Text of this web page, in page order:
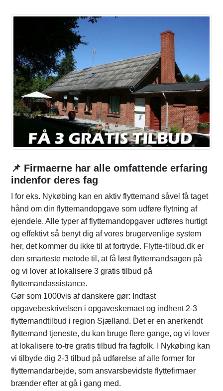
📌 Firmaerne har alle omfattende erfaring
indenfor deres fag
I for eks. Nykøbing kan en aktiv flyttemand såvel få taget
hånd om din flyttemandopgave som udføre flytning af
ejendele. Alle typer af flyttemandopgaver udføres hurtigt
og effektivt så benyt dig af vores brugervenlige system
her, det kommer du ikke til at fortryde. Flytte-tilbud.dk er
den smarteste metode til, at få løst flyttemandsagen på
og vi lover at lokalisere 3 gratis tilbud på
flyttemandassistance.
Gør som 1000vis af danskere gør: Indtast
opgavebeskrivelsen i opgaveskemaet og indhent 2-3
flyttemandtilbud i region Sjælland. Det er en anerkendt
flyttemand tjeneste, du kan bruge flere gange, og vi lover
at lokalisere to-tre gratis tilbud fra fagfolk. I Nykøbing kan
vi tilbyde dig 2-3 tilbud på udførelse af alle former for
flyttemandarbejde, som ansvarsbevidste flyttefirmaer
brænder efter at gå i gang med.